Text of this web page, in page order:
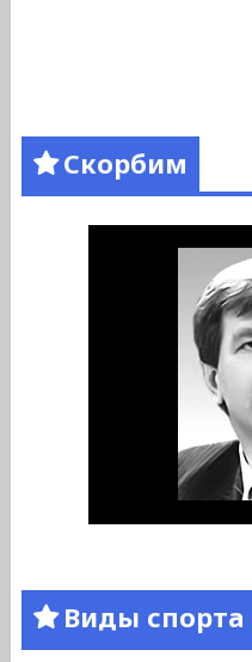
Скорбим
Виды спорта